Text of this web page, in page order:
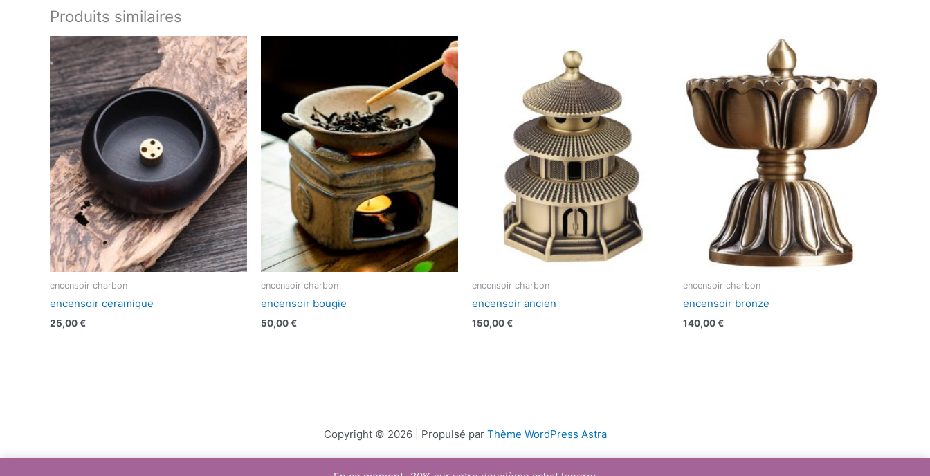
Produits similaires
encensoir charbon
encensoir ceramique
25,00€
encensoir charbon
encensoir bougie
50,00€
encensoir charbon
encensoir ancien
150,00€
encensoir charbon
encensoir bronze
140,00€
Copyright © 2026 | Propulsé par Thème WordPress Astra